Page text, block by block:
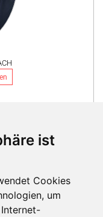
ist
Cookies
um